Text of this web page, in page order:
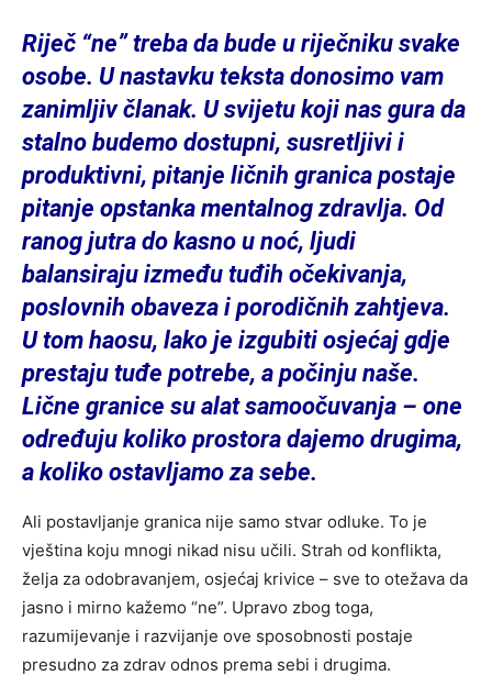
Riječ “ne” treba da bude u riječniku svake
osobe. U nastavku teksta donosimo vam
zanimljiv članak. U svijetu koji nas gura da
stalno budemo dostupni, susretljivi i
produktivni, pitanje ličnih granica postaje
pitanje opstanka mentalnog zdravlja. Od
ranog jutra do kasno u noć, ljudi
balansiraju između tuđih očekivanja,
poslovnih obaveza i porodičnih zahtjeva.
U tom haosu, lako je izgubiti osjećaj gdje
prestaju tuđe potrebe, a počinju naše.
Lične granice su alat samoočuvanja – one
određuju koliko prostora dajemo drugima,
a koliko ostavljamo za sebe.
Ali postavljanje granica nije samo stvar odluke. To je
vještina koju mnogi nikad nisu učili. Strah od konflikta,
želja za odobravanjem, osjećaj krivice – sve to otežava da
jasno i mirno kažemo “ne”. Upravo zbog toga,
razumijevanje i razvijanje ove sposobnosti postaje
presudno za zdrav odnos prema sebi i drugima.